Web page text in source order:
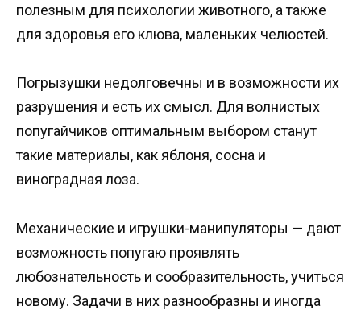
полезным для психологии животного, а также
для здоровья его клюва, маленьких челюстей.
Погрызушки недолговечны и в возможности их
разрушения и есть их смысл. Для волнистых
попугайчиков оптимальным выбором станут
такие материалы, как яблоня, сосна и
виноградная лоза.
Механические и игрушки-манипуляторы — дают
возможность попугаю проявлять
любознательность и сообразительность, учиться
новому. Задачи в них разнообразны и иногда